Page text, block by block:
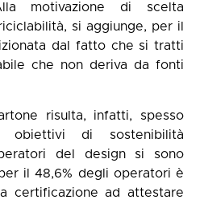
motivazione di scelta
si aggiunge, per il
dal fatto che si tratti
che non deriva da fonti
risulta, infatti, spesso
obiettivi di sostenibilità
del design si sono
il 48,6% degli operatori è
certificazione ad attestare